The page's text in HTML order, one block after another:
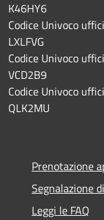
K46HY6
Codice Univoco
LXLFVG
Codice Univoco
VCD2B9
Codice Univoco
QLK2MU
Prenotazione
Segnalazione
Leggi le FAQ